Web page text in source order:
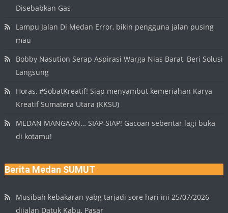
Disebabkan Gas
Lampu Jalan Di Medan Error, bikin pengguna jalan pusing
mau
Bobby Nasution Serap Aspirasi Warga Nias Barat, Beri Solusi
Langsung
Horas, #SobatKreatif! Siap menyambut kemeriahan Karya
Kreatif Sumatera Utara (KKSU)
MEDAN MANGAAN… SIAP-SIAP! Gacoan sebentar lagi buka
di kotamu!
Berita Medan SUMUT
Musibah kebakaran yabg tarjadi sore hari ini 25/07/2026
dijalan Datuk Kabu, Pasar